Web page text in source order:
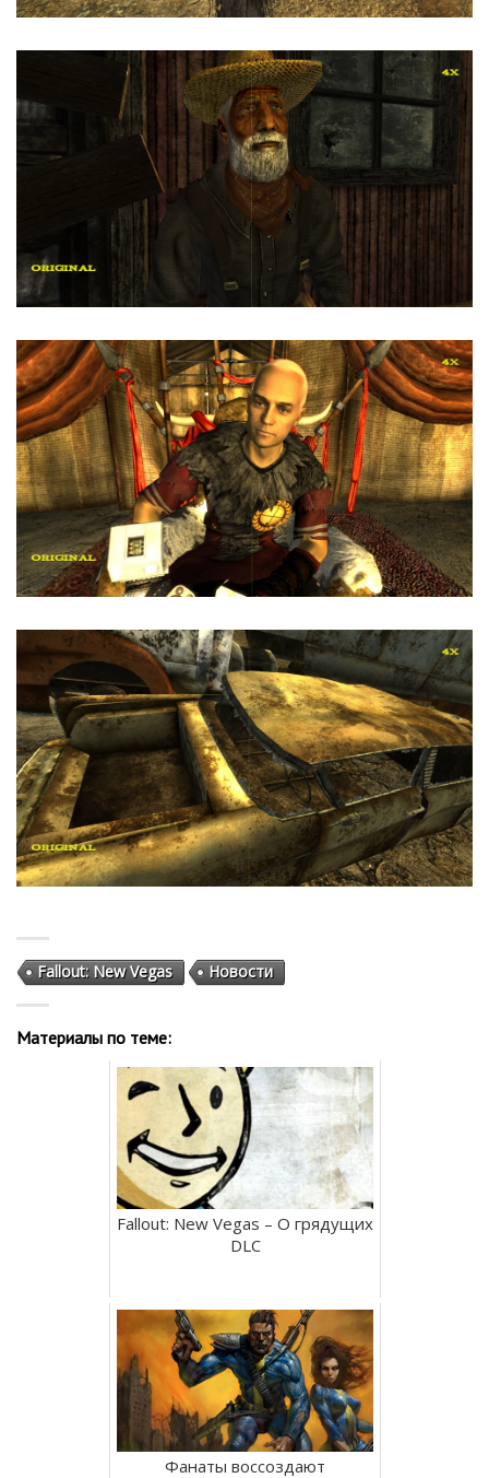
Fallout: New Vegas Новости
Материалы по теме:
Fallout: New Vegas – О грядущих
DLC
Фанаты воссоздают